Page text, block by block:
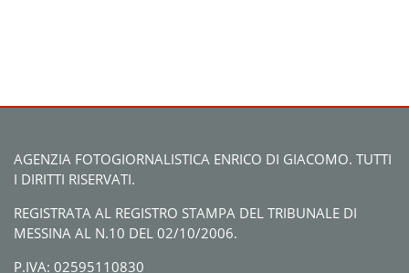
AGENZIA FOTOGIORNALISTICA ENRICO DI GIACOMO. TUTTI
I DIRITTI RISERVATI.
REGISTRATA AL REGISTRO STAMPA DEL TRIBUNALE DI
MESSINA AL N.10 DEL 02/10/2006.
P.IVA: 02595110830